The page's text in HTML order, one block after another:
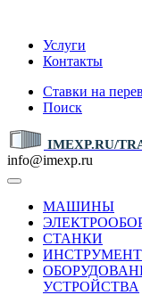
Услуги
Контакты
Ставки на
Поиск
IMEXP.RU/
info@imexp.ru
МАШИНЫ
СТАНКИ
УСТРОЙСТВА